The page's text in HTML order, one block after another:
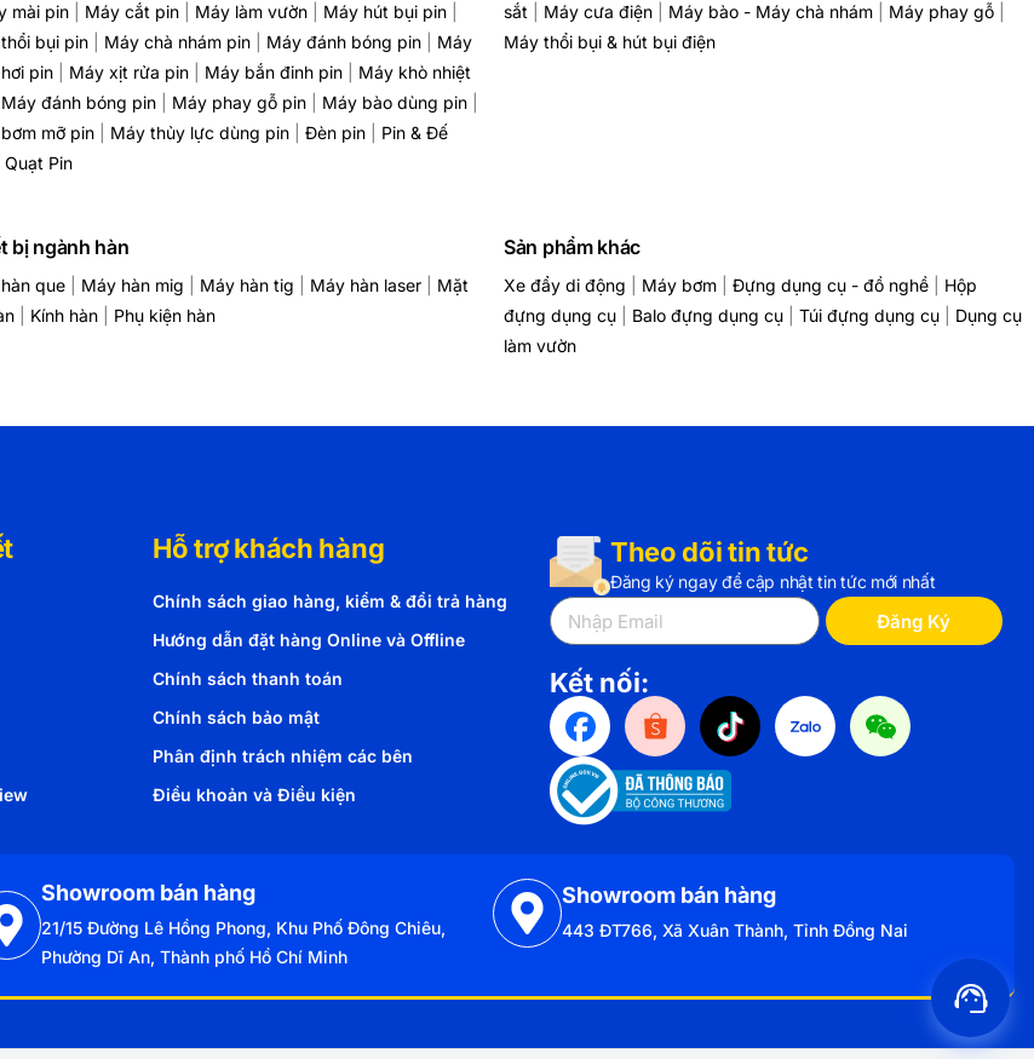
mài pin Máy cắt pin Máy làm vườn Máy hút bụi pin
bụi pin
Máy chà nhám pin Máy đánh bóng pin
Máy
pin
Máy xịt rửa pin Máy bắn đinh pin
Máy khò nhiệt
Máy đánh bóng pin Máy phay gỗ pin Máy bào dùng pin
mỡ pin
Máy thủy lực dùng pin Đèn pin
Pin & Đế
Quạt Pin
sắt
Máy cưa điện Máy bào - Máy chà nhám Máy phay gỗ
Máy thổi bụi & hút bụi điện
bị ngành hàn
que Máy hàn mig Máy hàn tig Máy hàn laser
Mặt
Kính hàn Phụ kiện hàn
Sản phẩm khác
Xe đẩy di động Máy bơm Đựng dụng cụ - đồ nghề
Hộp
đựng dụng cụ
Balo đựng dụng cụ Túi đựng dụng cụ
Dụng cụ
làm vườn
Hỗ trợ khách hàng
Chính sách giao hàng, kiểm & đổi trả hàng
Hướng dẫn đặt hàng Online và Offline
Chính sách thanh toán
Chính sách bảo mật
Phân định trách nhiệm các bên
Điều khoản và Điều kiện
Theo dõi tin tức
Đăng ký ngay để cập nhật tin tức mới nhất
Đăng Ký
Kết nối:
Showroom bán hàng
21/15 Đường Lê Hồng Phong, Khu Phố Đông Chiêu,
Phường Dĩ An, Thành phố Hồ Chí Minh
Showroom bán hàng
443 ĐT766, Xã Xuân Thành, Tỉnh Đồng Nai